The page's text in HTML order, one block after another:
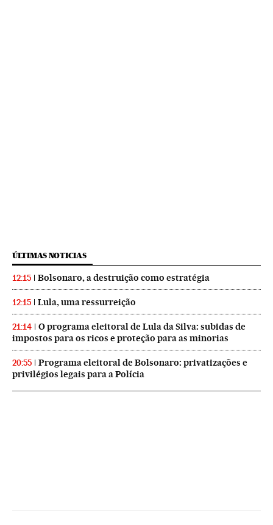
ÚLTIMAS NOTICIAS
12:15 Bolsonaro, a destruição como estratégia
12:15 Lula, uma ressurreição
21:14
O programa eleitoral de Lula da Silva: subidas de
impostos para os ricos e proteção para as minorias
20:55
Programa eleitoral de Bolsonaro: privatizações e
privilégios legais para a Polícia